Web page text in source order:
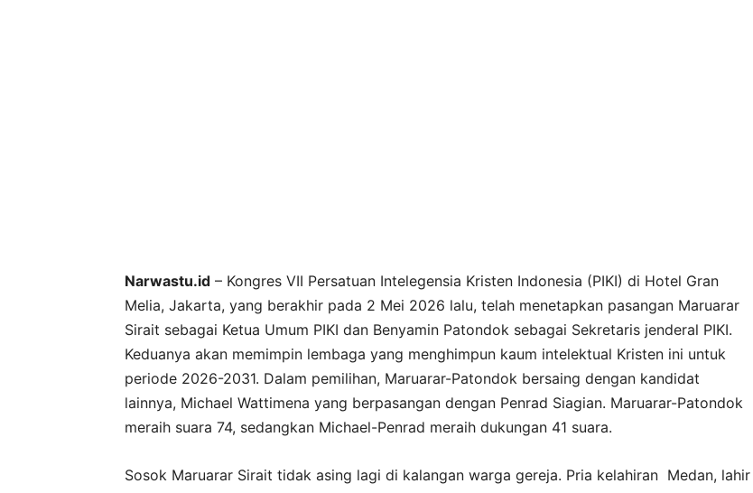
Narwastu.id – Kongres VII Persatuan Intelegensia Kristen Indonesia (PIKI) di Hotel Gran
Melia, Jakarta, yang berakhir pada 2 Mei 2026 lalu, telah menetapkan pasangan Maruarar
Sirait sebagai Ketua Umum PIKI dan Benyamin Patondok sebagai Sekretaris jenderal PIKI.
Keduanya akan memimpin lembaga yang menghimpun kaum intelektual Kristen ini untuk
periode 2026-2031. Dalam pemilihan, Maruarar-Patondok bersaing dengan kandidat
lainnya, Michael Wattimena yang berpasangan dengan Penrad Siagian. Maruarar-Patondok
meraih suara 74, sedangkan Michael-Penrad meraih dukungan 41 suara.
Sosok Maruarar Sirait tidak asing lagi di kalangan warga gereja. Pria kelahiran Medan, lahir